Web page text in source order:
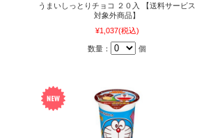
うまいしっとりチョコ ２０入 【送料サービス
対象外商品】
¥1,037(税込)
数量： 個